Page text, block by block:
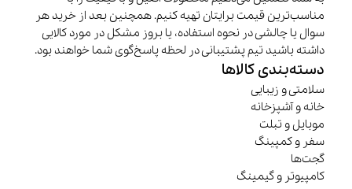
مناسب‌ترین قیمت برایتان تهیه کنیم. همچنین بعد از خرید هر
سوال یا چالشی در نحوه استفاده، یا بروز مشکل در مورد کالایی
داشته باشید تیم پشتیبانی در لحظه پاسخ‌گوی شما خواهند بود.
دسته‌بندی کالاها
سلامتی و زیبایی
خانه و آشپزخانه
موبایل و تبلت
سفر و کمپینگ
گجت‌ها
کامپیوتر و گیمینگ